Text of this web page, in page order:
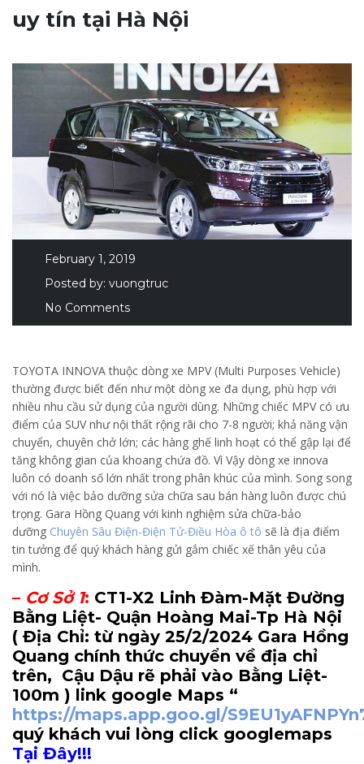
uy tín tại Hà Nội
February 1, 2019
Posted by: vuongtruc
No Comments
TOYOTA INNOVA thuộc dòng xe MPV (Multi Purposes Vehicle)
thường được biết đến như một dòng xe đa dụng, phù hợp với
nhiều nhu cầu sử dụng của người dùng. Những chiếc MPV có ưu
điểm của SUV như nội thất rộng rãi cho 7-8 người; khả năng vận
chuyển, chuyên chở lớn; các hàng ghế linh hoạt có thể gập lại để
tăng không gian của khoang chứa đồ. Vì Vậy dòng xe innova
luôn có doanh số lớn nhất trong phân khúc của mình. Song song
với nó là việc bảo dưỡng sửa chữa sau bán hàng luôn được chú
trọng. Gara Hồng Quang với kinh nghiệm sửa chữa-bảo
dưỡng Chuyên Sâu Điện-Điện Tử-Điều Hòa ô tô sẽ là địa điểm
tin tưởng để quý khách hàng gửi gắm chiếc xế thân yêu của
mình.
– Cơ Sở 1: CT1-X2 Linh Đàm-Mặt Đường
Bằng Liệt- Quận Hoàng Mai-Tp Hà Nội
( Địa Chỉ: từ ngày 25/2/2024 Gara Hồng
Quang chính thức chuyển về địa chỉ
trên, Cậu Dậu rẽ phải vào Bằng Liệt-
100m ) link google Maps “
https://maps.app.goo.gl/
quý khách vui lòng click googlemaps
Tại Đây!!!